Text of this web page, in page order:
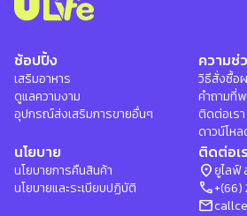
ช้อปปิ้ง
เสริมอาหาร
ดูแลความงาม
อุปกรณ์ส่งเสริมการขายอื่นๆ
ความช่
วิธีสั่งซื้
คำถามที่
ติดต่อเรา
ดาวน์โห
นโยบาย
นโยบายการคืนสินค้า
นโยบายและระเบียบปฏิบัติ
ติดต่อเ
location_onยูไลฟ์
phone
mail